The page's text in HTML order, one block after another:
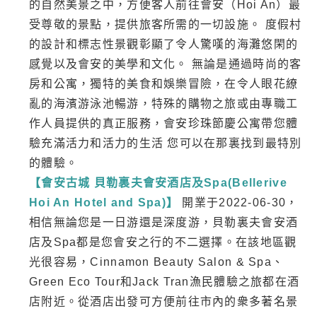
的自然美景之中，方便客人前往會安（Hoi An）最
受尊敬的景點，提供旅客所需的一切設施。 度假村
的設計和標志性景觀彰顯了令人驚嘆的海灘悠閑的
感覺以及會安的美學和文化。 無論是通過時尚的客
房和公寓，獨特的美食和娛樂冒險，在令人眼花繚
亂的海濱游泳池暢游，特殊的購物之旅或由專職工
作人員提供的真正服務，會安珍珠節慶公寓帶您體
驗充滿活力和活力的生活 您可以在那裏找到最特別
的體驗。
【會安古城 貝勒裏夫會安酒店及Spa(Bellerive
Hoi An Hotel and Spa)】
開業于2022-06-30，
相信無論您是一日游還是深度游，貝勒裏夫會安酒
店及Spa都是您會安之行的不二選擇。在該地區觀
光很容易，Cinnamon Beauty Salon & Spa、
Green Eco Tour和Jack Tran漁民體驗之旅都在酒
店附近。從酒店出發可方便前往市內的衆多著名景